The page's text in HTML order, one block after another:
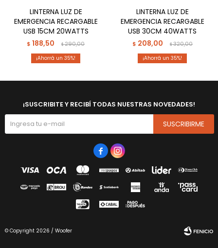
LINTERNA LUZ DE
EMERGENCIA RECARGABLE
USB 15CM 20WATTS
$ 188,50 $290,00
35
LINTERNA LUZ DE
EMERGENCIA RECARGABLE
USB 30CM 40WATTS
$ 208,00 $320,00
35
¡SUSCRIBITE Y RECIBÍ TODAS NUESTRAS NOVEDADES!
SUSCRIBIRME
 
© Copyright 2026 / Woofer